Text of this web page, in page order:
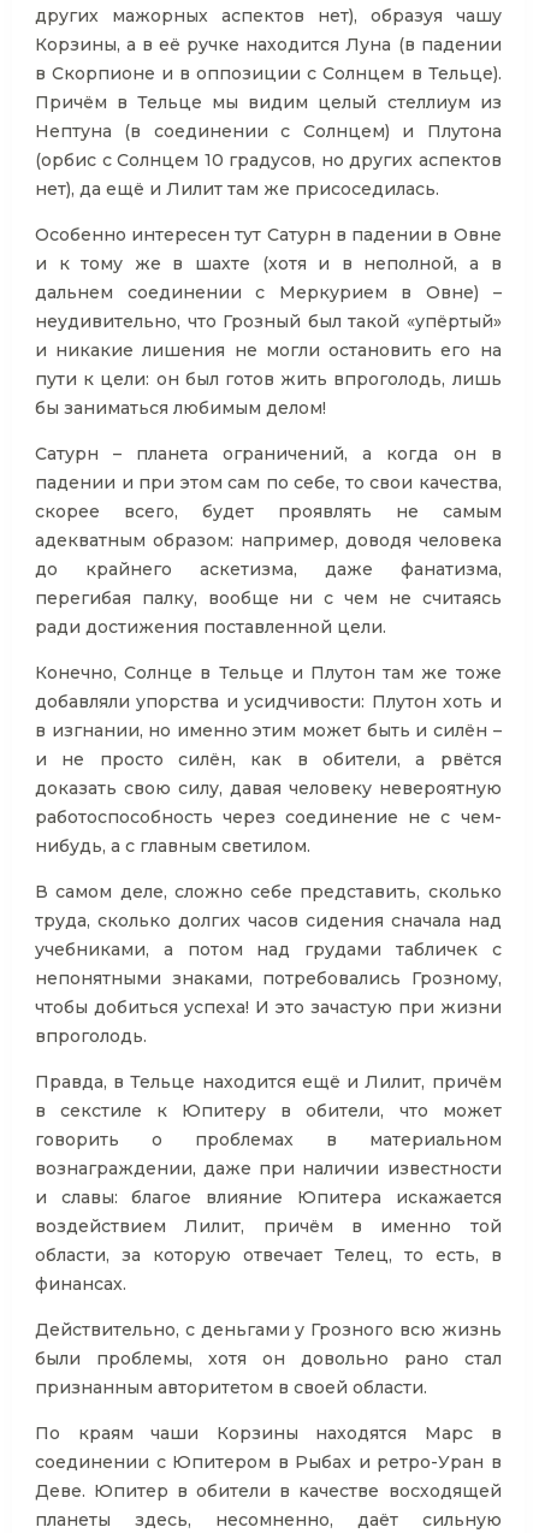
других мажорных аспектов нет), образуя чашу
Корзины, а в её ручке находится Луна (в падении
в Скорпионе и в оппозиции с Солнцем в Тельце).
Причём в Тельце мы видим целый стеллиум из
Нептуна (в соединении с Солнцем) и Плутона
(орбис с Солнцем 10 градусов, но других аспектов
нет), да ещё и Лилит там же присоседилась.
Особенно интересен тут Сатурн в падении в Овне
и к тому же в шахте (хотя и в неполной, а в
дальнем соединении с Меркурием в Овне) –
неудивительно, что Грозный был такой «упёртый»
и никакие лишения не могли остановить его на
пути к цели: он был готов жить впроголодь, лишь
бы заниматься любимым делом!
Сатурн – планета ограничений, а когда он в
падении и при этом сам по себе, то свои качества,
скорее всего, будет проявлять не самым
адекватным образом: например, доводя человека
до крайнего аскетизма, даже фанатизма,
перегибая палку, вообще ни с чем не считаясь
ради достижения поставленной цели.
Конечно, Солнце в Тельце и Плутон там же тоже
добавляли упорства и усидчивости: Плутон хоть и
в изгнании, но именно этим может быть и силён –
и не просто силён, как в обители, а рвётся
доказать свою силу, давая человеку невероятную
работоспособность через соединение не с чем-
нибудь, а с главным светилом.
В самом деле, сложно себе представить, сколько
труда, сколько долгих часов сидения сначала над
учебниками, а потом над грудами табличек с
непонятными знаками, потребовались Грозному,
чтобы добиться успеха! И это зачастую при жизни
впроголодь.
Правда, в Тельце находится ещё и Лилит, причём
в секстиле к Юпитеру в обители, что может
говорить о проблемах в материальном
вознаграждении, даже при наличии известности
и славы: благое влияние Юпитера искажается
воздействием Лилит, причём в именно той
области, за которую отвечает Телец, то есть, в
финансах.
Действительно, с деньгами у Грозного всю жизнь
были проблемы, хотя он довольно рано стал
признанным авторитетом в своей области.
По краям чаши Корзины находятся Марс в
соединении с Юпитером в Рыбах и ретро-Уран в
Деве. Юпитер в обители в качестве восходящей
планеты здесь, несомненно, даёт сильную